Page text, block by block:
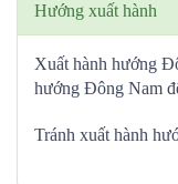
Hướng xuất hành
Xuất hành hướng
hướng Đông Nam
Tránh xuất hành